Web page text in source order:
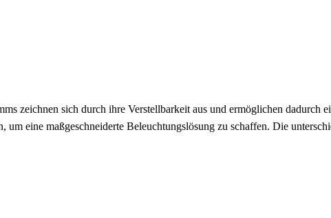
zeichnen sich durch ihre Verstellbarkeit aus und ermöglichen dadurch
um eine maßgeschneiderte Beleuchtungslösung zu schaffen. Die